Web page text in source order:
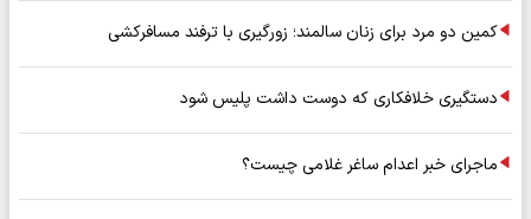
کمین دو مرد برای زنان سالمند؛ زورگیری با ترفند مسافرکشی
دستگیری خلافکاری که دوست داشت پلیس شود
ماجرای خبر اعدام ساغر غلامی چیست؟